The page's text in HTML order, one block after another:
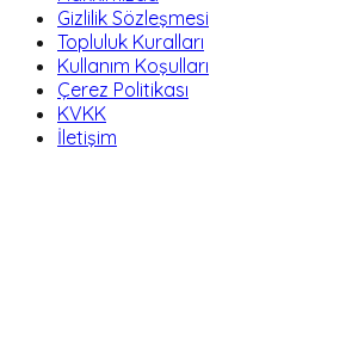
Gizlilik Sözleşmesi
Topluluk Kuralları
Kullanım Koşulları
Çerez Politikası
KVKK
İletişim